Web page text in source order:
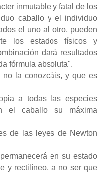
inmutable y fatal de los
caballo y el individuo
el uno al otro, pueden
los estados físicos y
dará resultados
fórmula absoluta".
no la conozcáis, y que es
a todas las especies
el caballo su máxima
de las leyes de Newton
en su estado
y rectilíneo, a no ser que